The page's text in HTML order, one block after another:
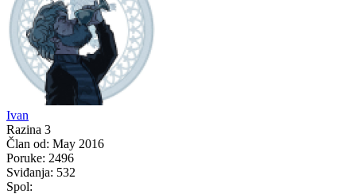
Ivan
Razina 3
Član od: May 2016
Poruke: 2496
Sviđanja: 532
Spol: